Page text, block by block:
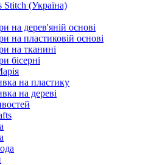
Stitch (Україна)
на дерев'яній основі
на пластиковій основі
на тканині
бісерні
на пластику
на дереві